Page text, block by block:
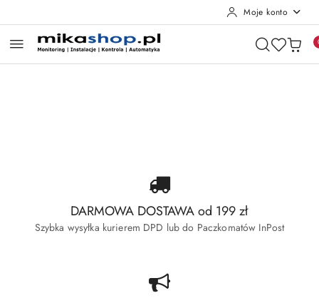
Moje konto
DARMOWA DOSTAWA od 199 zł
Szybka wysyłka kurierem DPD lub do Paczkomatów InPost